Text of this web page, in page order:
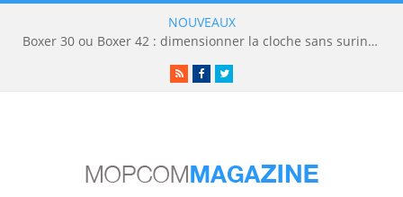
NOUVEAUX
Boxer 30 ou Boxer 42 : dimensionner la cloche sans surinvestir
RSSFacebookTwitter